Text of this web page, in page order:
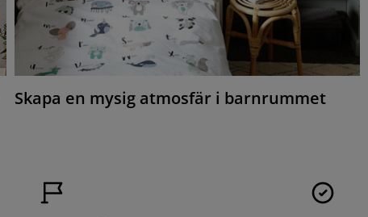
Skapa en mysig atmosfär i barnrummet